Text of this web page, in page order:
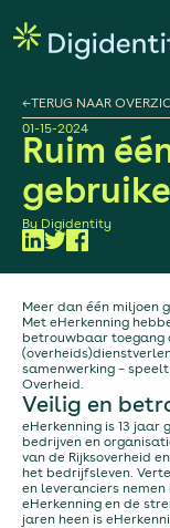
←TERUG NAAR
01-15-2024
Ruim
By Digidentity
Meer dan één miljoen
Met eHerkenning
betrouwbaar toegang
samenwerking –
Overheid.
Veilig en
eHerkenning is 13 jaar
bedrijven en
van de Rijksoverheid
het bedrijfsleven.
en leveranciers
eHerkenning en de
jaren heen is